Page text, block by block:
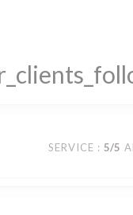
SERVICE : 5/5